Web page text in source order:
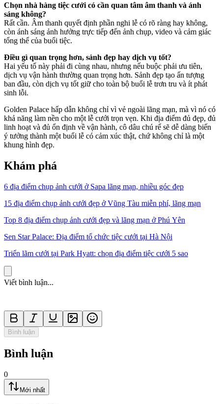
Chọn nhà hàng tiệc cưới có cần quan tâm âm thanh và ánh
sáng không?
Rất cần. Âm thanh quyết định phần nghi lễ có rõ ràng hay không,
còn ánh sáng ảnh hưởng trực tiếp đến ảnh chụp, video và cảm giác
tổng thể của buổi tiệc.
Điều gì quan trọng hơn, sảnh đẹp hay dịch vụ tốt?
Hai yếu tố này phải đi cùng nhau, nhưng nếu buộc phải ưu tiên,
dịch vụ vận hành thường quan trọng hơn. Sảnh đẹp tạo ấn tượng
ban đầu, còn dịch vụ tốt giữ cho toàn bộ buổi lễ trơn tru và ít phát
sinh lỗi.
Golden Palace hấp dẫn không chỉ vì vẻ ngoài lãng mạn, mà vì nó có
khả năng làm nền cho một lễ cưới trọn vẹn. Khi địa điểm đủ đẹp, đủ
linh hoạt và đủ ổn định về vận hành, cô dâu chú rể sẽ dễ dàng biến
ý tưởng thành một buổi lễ có cảm xúc thật, chứ không chỉ là một
khung hình đẹp.
Khám phá
6 địa điểm chụp ảnh cưới ở Sapa lãng mạn, nhiều góc đẹp
15 địa điểm chụp ảnh cưới đẹp ở Vũng Tàu miễn phí, lãng mạn
Top 8 địa điểm chụp ảnh cưới đẹp và lãng mạn ở Phú Yên
Sen Star Palace: Địa điểm tổ chức tiệc cưới tại Hà Nội
Triển lãm cưới tại Park Hyatt: chọn địa điểm tiệc cưới 5 sao
Viết bình luận...
Bình luận
Bình luận
0
Mới nhất